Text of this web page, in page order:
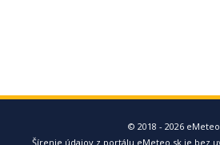
© 2018 - 2026
Šírenie údajov z portálu eMeteo.sk je bez